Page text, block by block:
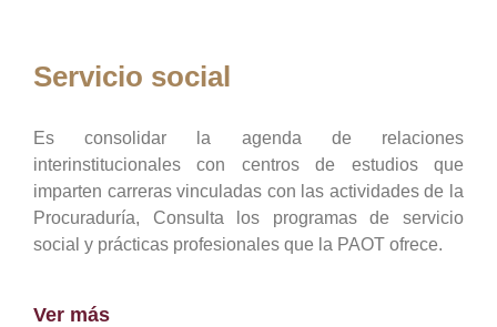
Servicio social
Es consolidar la agenda de relaciones
interinstitucionales con centros de estudios que
imparten carreras vinculadas con las actividades de la
Procuraduría, Consulta los programas de servicio
social y prácticas profesionales que la PAOT ofrece.
Ver más